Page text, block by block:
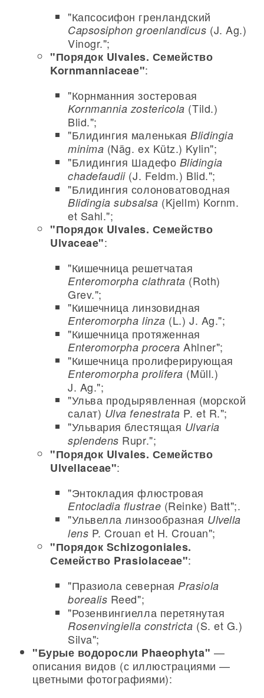
"Капсосифон гренландский
Capsosiphon groenlandicus (J. Ag.)
Vinogr.";
"Порядок Ulvales. Семейство
Kornmanniaceae":
"Корнманния зостеровая
Kornmannia zostericola (Tild.)
Blid.";
"Блидингия маленькаяBlidingia
minima (Näg. ex Kütz.) Kylin";
"Блидингия Шадефо Blidingia
chadefaudii (J. Feldm.) Blid.";
"Блидингия солоноватоводная
Blidingia subsalsa (Kjellm) Kornm.
et Sahl.";
"Порядок Ulvales. Семейство
Ulvaceae":
"Кишечница решетчатая
Enteromorpha clathrata (Roth)
Grev.";
"Кишечница линзовидная
Enteromorpha linza (L.) J. Ag.";
"Кишечница протяженная
Enteromorpha procera Ahlner";
"Кишечница пролиферирующая
Enteromorpha prolifera (Müll.)
J. Ag.";
"Ульва продырявленная (морской
салат) Ulva fenestrata P. et R.";
"Ульвария блестящая Ulvaria
splendens Rupr.";
"Порядок Ulvales. Семейство
Ulvellaceae":
"Энтокладия флюстровая
Entocladia flustrae (Reinke) Batt";.
"Ульвелла линзообразная Ulvella
lens P. Crouan et H. Crouan";
"Порядок Sсhizogoniales.
Семейство Prasiolaceae":
"Празиола северная Prasiola
borealis Reed";
"Розенвингиелла перетянутая
Rosenvingiella constricta (S. et G.)
Silva";
"Бурые водоросли Phaeophyta" —
описания видов (с иллюстрациями —
цветными фотографиями):